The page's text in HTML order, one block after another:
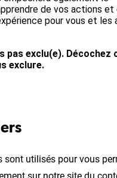
sont utilisés pour vous